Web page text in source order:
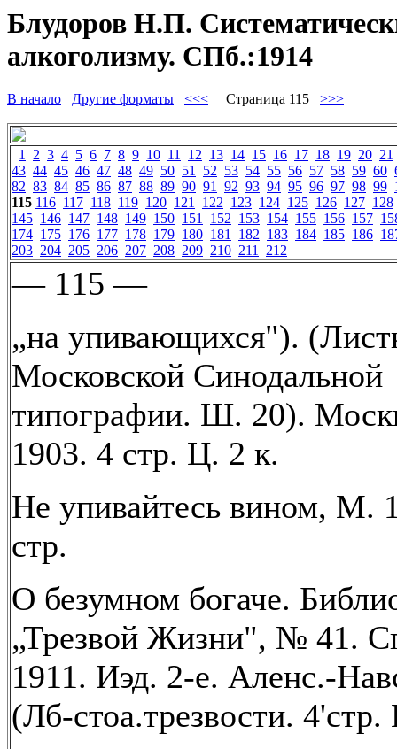
Блудоров Н.П.
алкоголизму. СПб.:1914
В начало Другие форматы <<< Страница 115 >>>
1 2 3 4 5 6 7 8 9 10 11 12 13 14 15 16 17 18 19 20 21
43 44 45 46 47 48 49 50 51 52 53 54 55 56 57 58 59 60
82 83 84 85 86 87 88 89 90 91 92 93 94 95 96 97 98 99
115 116 117 118 119 120 121 122 123 124 125 126 127 128
145 146 147 148 149 150 151 152 153 154 155 156 157
174 175 176 177 178 179 180 181 182 183 184 185 186
203 204 205 206 207 208 209 210 211 212
— 115 —
„на упивающихся").
Московской Синодальной
типографии. Ш. 20).
1903. 4 стр. Ц. 2 к.
Не упивайтесь вином, М.
стр.
О безумном богаче.
„Трезвой Жизни", № 41.
1911. Иэд. 2-е. Аленс.-
(Лб-стоа.трезвости.